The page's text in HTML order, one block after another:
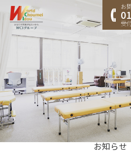
お
受
お知らせ